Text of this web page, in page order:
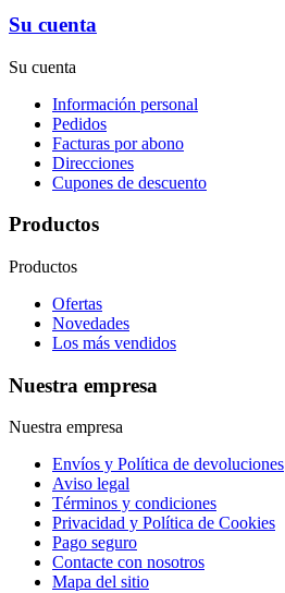
Su cuenta
Su cuenta
Información personal
Pedidos
Facturas por abono
Direcciones
Cupones de descuento
Productos
Productos
Ofertas
Novedades
Los más vendidos
Nuestra empresa
Nuestra empresa
Envíos y Política de devoluciones
Aviso legal
Términos y condiciones
Privacidad y Política de Cookies
Pago seguro
Contacte con nosotros
Mapa del sitio